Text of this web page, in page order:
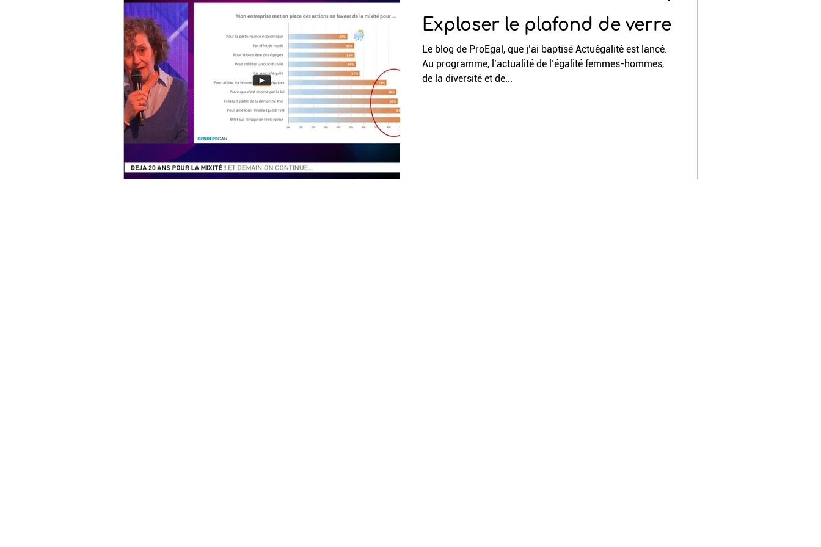
Exploser le plafond de verre
Le blog de ProEgal, que j’ai baptisé Actuégalité est lancé.
Au programme, l’actualité de l’égalité femmes-hommes,
de la diversité et de...